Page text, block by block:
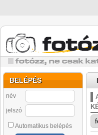
BELÉPÉS
név
jelszó
Automatikus belépés